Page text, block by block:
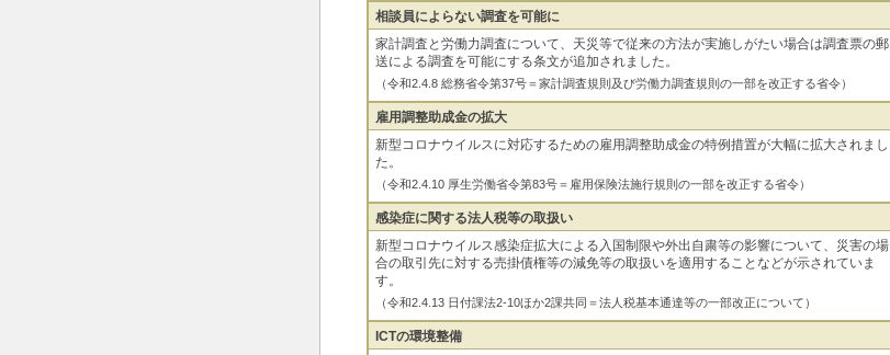
相談員によらない調査を可能に
家計調査と労働力調査について、天災等で従来の方法が実施しがたい場合は調査票の郵
送による調査を可能にする条文が追加されました。
（令和2.4.8 総務省令第37号＝家計調査規則及び労働力調査規則の一部を改正する省令）
雇用調整助成金の拡大
新型コロナウイルスに対応するための雇用調整助成金の特例措置が大幅に拡大されまし
た。
（令和2.4.10 厚生労働省令第83号＝雇用保険法施行規則の一部を改正する省令）
感染症に関する法人税等の取扱い
新型コロナウイルス感染症拡大による入国制限や外出自粛等の影響について、災害の場
合の取引先に対する売掛債権等の減免等の取扱いを適用することなどが示されていま
す。
（令和2.4.13 日付課法2-10ほか2課共同＝法人税基本通達等の一部改正について）
ICTの環境整備